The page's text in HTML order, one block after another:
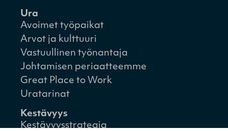
Ura
Avoimet työpaikat
Arvot ja kulttuuri
Vastuullinen työnantaja
Johtamisen periaatteemme
Great Place to Work
Uratarinat
Kestävyys
Kestävyysstrategia